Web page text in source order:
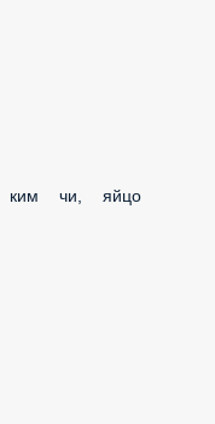
яйцо куриное, лук